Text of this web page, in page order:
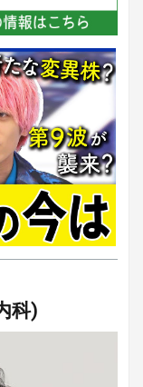
科)